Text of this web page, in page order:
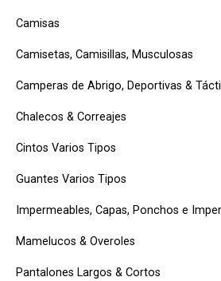
Camisas
Camisetas, Camisillas, Musculosas
Camperas de Abrigo, Deportivas &
Chalecos & Correajes
Cintos Varios Tipos
Guantes Varios Tipos
Impermeables, Capas, Ponchos e
Mamelucos & Overoles
Pantalones Largos & Cortos